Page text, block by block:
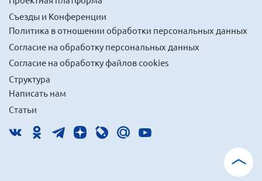
Конференция ОООИБРС 2022
Конференция ОООИБРС 2021
Конференция ВСЭ 2021
Конференция ОООИБРС 2020
Документы съездов
Первый съезд
Второй съезд
Третий съезд
Съезды и Конференции
Политика в отношении обработки персональных данных
Согласие на обработку персональных данных
Согласие на обработку файлов cookies
Структура
Написать нам
Статьи